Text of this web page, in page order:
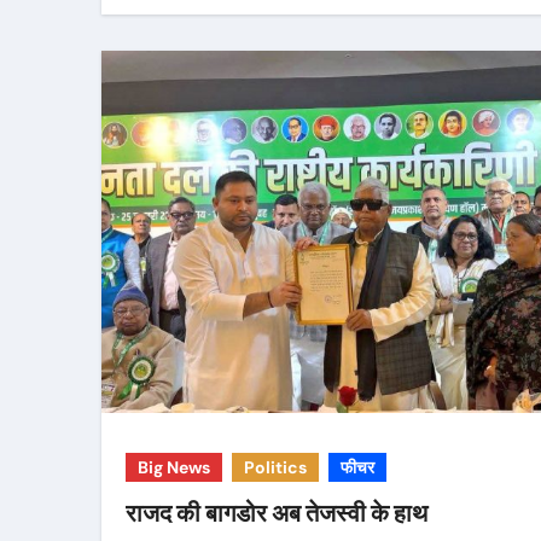
Big News Politics फीचर
राजद की बागडोर अब तेजस्वी के हाथ